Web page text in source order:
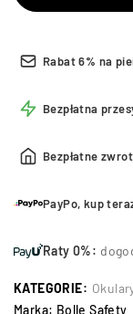
Rabat 6% na
Bezpłatna
Bezpłatne
PayPo, kup
Raty 0%:
KATEGORIE:
Marka: Bolle Safety